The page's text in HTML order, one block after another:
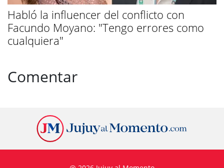
Habló la influencer del conflicto con
Facundo Moyano: "Tengo errores como
cualquiera"
Comentar